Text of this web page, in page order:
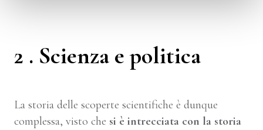
2 . Scienza e politica
La storia delle scoperte scientifiche è dunque
complessa, visto che si è intrecciata con la storia